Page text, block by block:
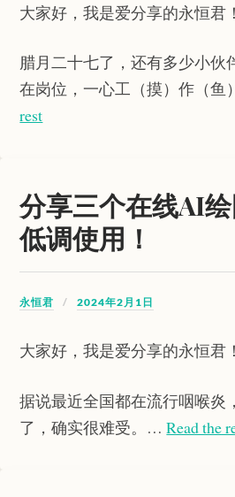
大家好，我是爱分享的永恒君！
腊月二十七了，还有多少小伙
在岗位，一心工（摸）作（
rest
分享三个在线AI
低调使用！
永恒君 2024年2月1日
大家好，我是爱分享的永恒君！
据说最近全国都在流行咽喉炎
了，确实很难受。…Read the